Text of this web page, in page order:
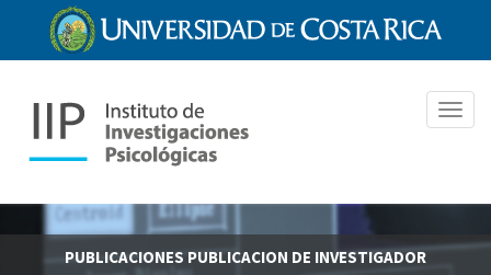
contenido
PUBLICACIONES PUBLICACION DE INVESTIGADOR